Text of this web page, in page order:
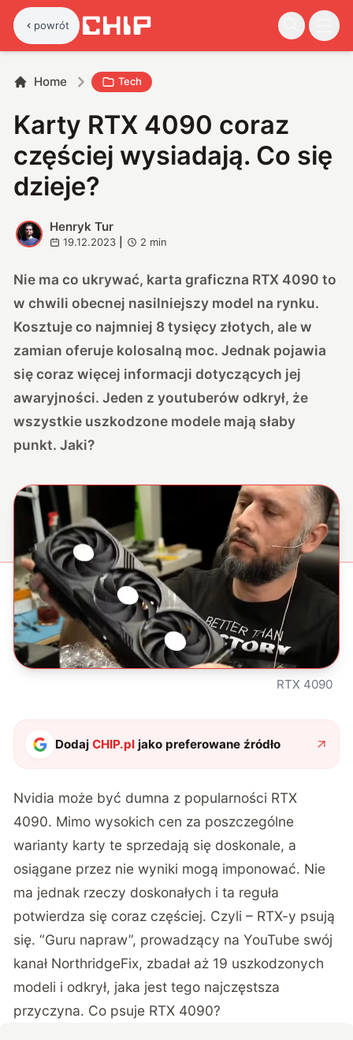
powrót
Home Tech
Karty RTX 4090 coraz
częściej wysiadają. Co się
dzieje?
H
Henryk Tur
19.12.2023 2 min
Nie ma co ukrywać, karta graficzna RTX 4090 to
w chwili obecnej nasilniejszy model na rynku.
Kosztuje co najmniej 8 tysięcy złotych, ale w
zamian oferuje kolosalną moc. Jednak pojawia
się coraz więcej informacji dotyczących jej
awaryjności. Jeden z youtuberów odkrył, że
wszystkie uszkodzone modele mają słaby
punkt. Jaki?
RTX 4090
DodajCHIP.pl jako preferowane źródło
Nvidia może być dumna z popularności RTX
4090. Mimo wysokich cen za poszczególne
warianty karty te sprzedają się doskonale, a
osiągane przez nie wyniki mogą imponować. Nie
ma jednak rzeczy doskonałych i ta reguła
potwierdza się coraz częściej. Czyli – RTX-y psują
się. “Guru napraw”, prowadzący na YouTube swój
kanał NorthridgeFix, zbadał aż 19 uszkodzonych
modeli i odkrył, jaka jest tego najczęstsza
przyczyna. Co psuje RTX 4090?